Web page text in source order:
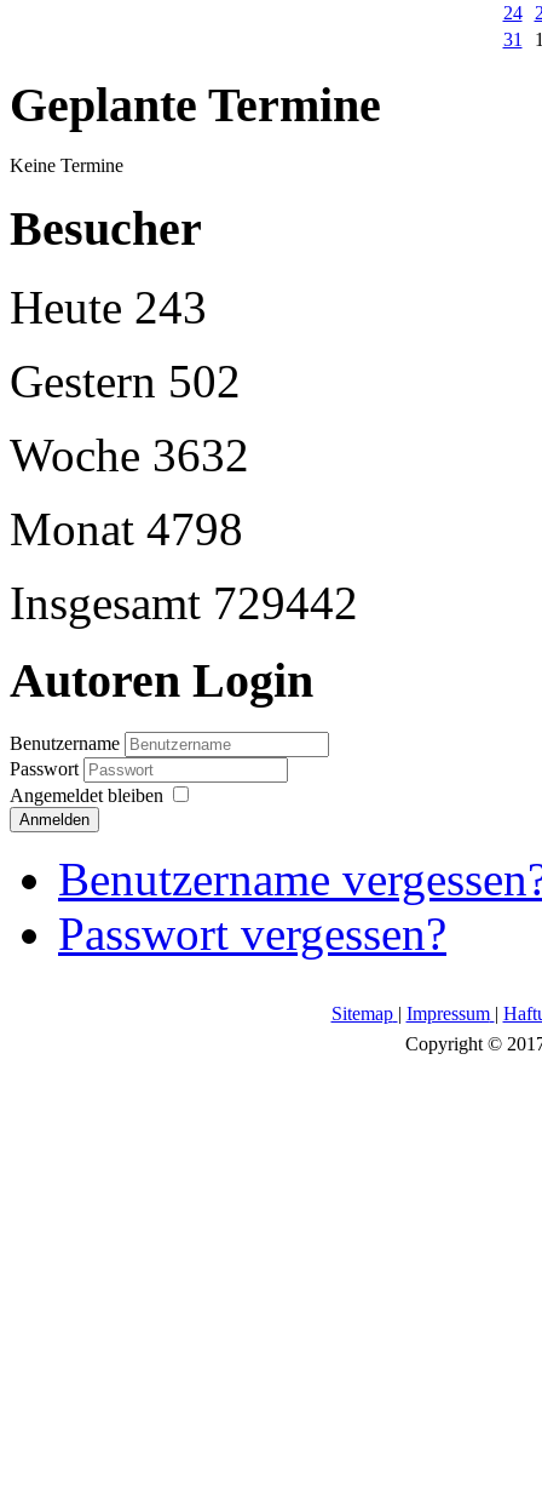
24
31
Geplante Termine
Keine Termine
Besucher
Heute 243
Gestern 502
Woche 3632
Monat 4798
Insgesamt 729442
Autoren Login
Benutzername
Passwort
Angemeldet bleiben
Anmelden
Benutzername
Passwort vergessen?
Sitemap | Impressum |
Copyright ©